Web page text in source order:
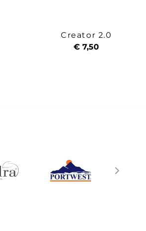
Creator 2.0
€ 7,50